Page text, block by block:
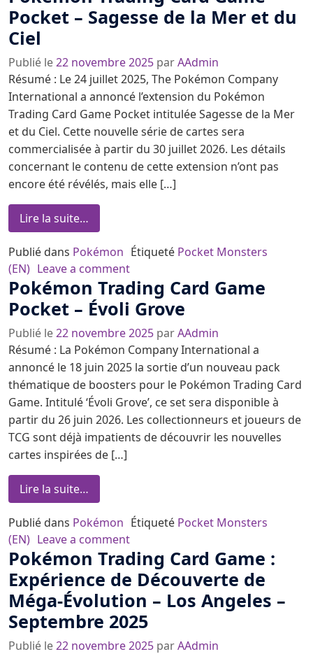
Pocket – Sagesse de la Mer et du
Ciel
Publié le22 novembre 2025 parAAdmin
Résumé : Le 24 juillet 2025, The Pokémon Company
International a annoncé l’extension du Pokémon
Trading Card Game Pocket intitulée Sagesse de la Mer
et du Ciel. Cette nouvelle série de cartes sera
commercialisée à partir du 30 juillet 2026. Les détails
concernant le contenu de cette extension n’ont pas
encore été révélés, mais elle […]
Lire la suite…
Publié dans Pokémon Étiqueté Pocket Monsters
(EN) Leave a commenton Pokémon Trading Card Game
Pokémon Trading Card Game
Pocket – Évoli Grove
Publié le22 novembre 2025 parAAdmin
Résumé : La Pokémon Company International a
annoncé le 18 juin 2025 la sortie d’un nouveau pack
thématique de boosters pour le Pokémon Trading Card
Game. Intitulé ‘Évoli Grove’, ce set sera disponible à
partir du 26 juin 2026. Les collectionneurs et joueurs de
TCG sont déjà impatients de découvrir les nouvelles
cartes inspirées de […]
Lire la suite…
Publié dans Pokémon Étiqueté Pocket Monsters
(EN) Leave a commenton Pokémon Trading Card Game
Pokémon Trading Card Game :
Expérience de Découverte de
Méga-Évolution – Los Angeles –
Septembre 2025
Publié le22 novembre 2025 parAAdmin